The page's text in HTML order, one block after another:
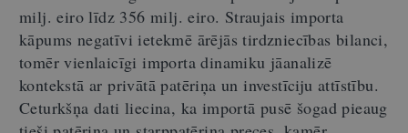
milj. eiro līdz 356 milj. eiro. Straujais importa
kāpums negatīvi ietekmē ārējās tirdzniecības bilanci,
tomēr vienlaicīgi importa dinamiku jāanalizē
kontekstā ar privātā patēriņa un investīciju attīstību.
Ceturkšņa dati liecina, ka importā pusē šogad pieaug